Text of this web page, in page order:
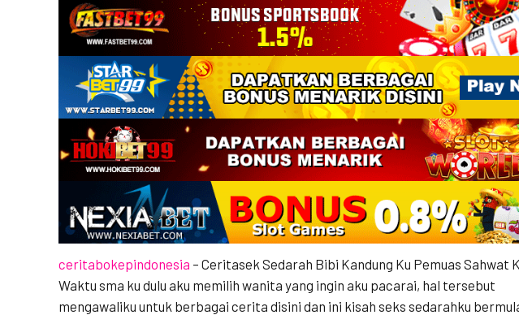
ceritabokepindonesia – Ceritasek Sedarah Bibi Kandung Ku Pemuas Sahwat
Waktu sma ku dulu aku memilih wanita yang ingin aku pacarai, hal tersebut
mengawaliku untuk berbagai cerita disini dan ini kisah seks sedarahku